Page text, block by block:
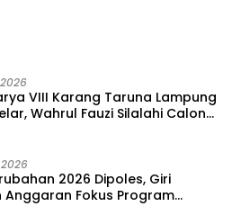
VIII Karang Taruna Lampung
Wahrul Fauzi Silalahi Calon
2026 Dipoles, Giri
Anggaran Fokus Program